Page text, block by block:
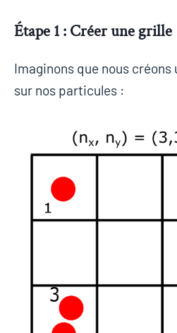
Étape 1 : Créer une grille
Imaginons que nous
sur nos particules :